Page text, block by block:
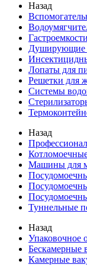
Назад
Гастроемкости
Душирующие
Лопаты для
Решетки для
Системы
Назад
Машины для
Туннельные
Назад
Упаковочное
Бескамерные
Камерные